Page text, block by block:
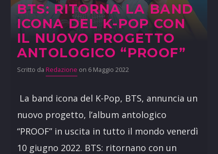
BTS: RITORNA LA BAND
ICONA DEL K-POP CON
IL NUOVO PROGETTO
ANTOLOGICO “PROOF”
Scritto da Redazione on 6 Maggio 2022
La band icona del K-Pop, BTS, annuncia un
nuovo progetto, l’album antologico
“PROOF” in uscita in tutto il mondo venerdì
10 giugno 2022. BTS: ritornano con un